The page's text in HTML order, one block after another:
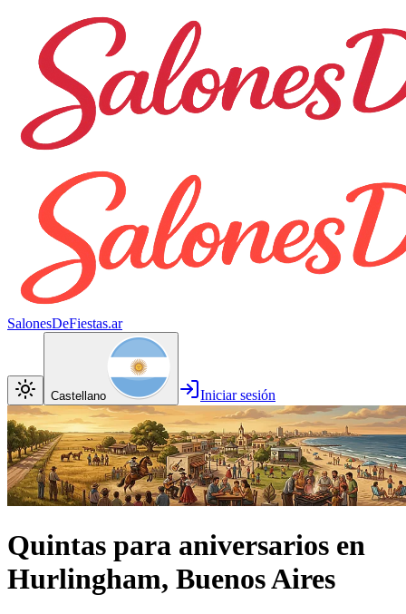
SalonesDeFiestas.ar
Castellano Iniciar sesión
Quintas para aniversarios en
Hurlingham, Buenos Aires